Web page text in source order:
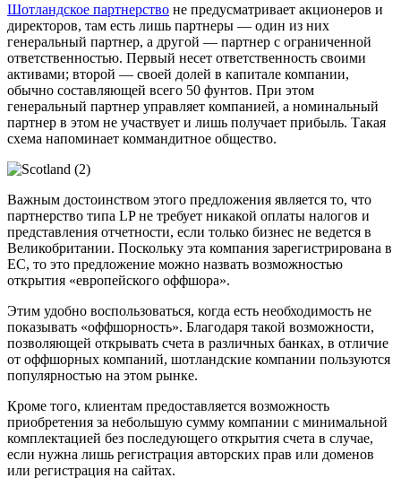
Шотландское партнерство не предусматривает акционеров и
директоров, там есть лишь партнеры — один из них
генеральный партнер, а другой — партнер с ограниченной
ответственностью. Первый несет ответственность своими
активами; второй — своей долей в капитале компании,
обычно составляющей всего 50 фунтов. При этом
генеральный партнер управляет компанией, а номинальный
партнер в этом не участвует и лишь получает прибыль. Такая
схема напоминает коммандитное общество.
Важным достоинством этого предложения является то, что
партнерство типа LP не требует никакой оплаты налогов и
представления отчетности, если только бизнес не ведется в
Великобритании. Поскольку эта компания зарегистрирована в
ЕС, то это предложение можно назвать возможностью
открытия «европейского оффшора».
Этим удобно воспользоваться, когда есть необходимость не
показывать «оффшорность». Благодаря такой возможности,
позволяющей открывать счета в различных банках, в отличие
от оффшорных компаний, шотландские компании пользуются
популярностью на этом рынке.
Кроме того, клиентам предоставляется возможность
приобретения за небольшую сумму компании с минимальной
комплектацией без последующего открытия счета в случае,
если нужна лишь регистрация авторских прав или доменов
или регистрация на сайтах.